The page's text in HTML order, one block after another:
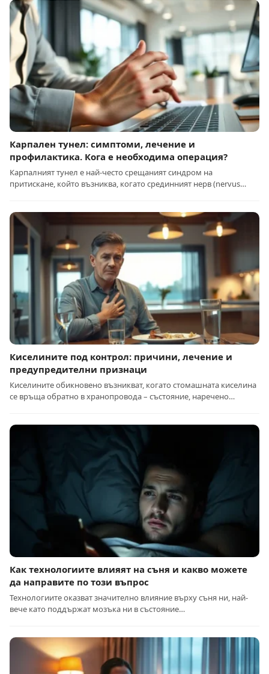
Карпален тунел: симптоми, лечение и
профилактика. Кога е необходима операция?
Карпалният тунел е най-често срещаният синдром на
притискане, който възниква, когато срединният нерв (nervus…
Киселините под контрол: причини, лечение и
предупредителни признаци
Киселините обикновено възникват, когато стомашната киселина
се връща обратно в хранопровода – състояние, наречено…
Как технологиите влияят на съня и какво можете
да направите по този въпрос
Технологиите оказват значително влияние върху съня ни, най-
вече като поддържат мозъка ни в състояние…